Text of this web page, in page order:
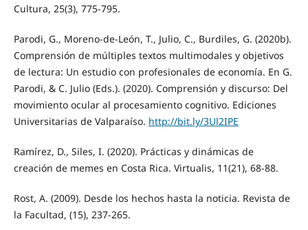
Cultura, 25(3), 775-795.
Parodi, G., Moreno-de-León, T., Julio, C., Burdiles, G. (2020b).
Comprensión de múltiples textos multimodales y objetivos
de lectura: Un estudio con profesionales de economía. En G.
Parodi, & C. Julio (Eds.). (2020). Comprensión y discurso: Del
movimiento ocular al procesamiento cognitivo. Ediciones
Universitarias de Valparaíso. http://bit.ly/3Ul2IPE
Ramírez, D., Siles, I. (2020). Prácticas y dinámicas de
creación de memes en Costa Rica. Virtualis, 11(21), 68-88.
Rost, A. (2009). Desde los hechos hasta la noticia. Revista de
la Facultad, (15), 237-265.